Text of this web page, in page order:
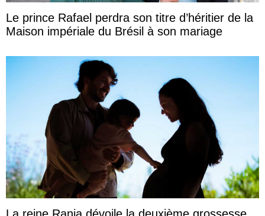
Le prince Rafael perdra son titre d’héritier de la
Maison impériale du Brésil à son mariage